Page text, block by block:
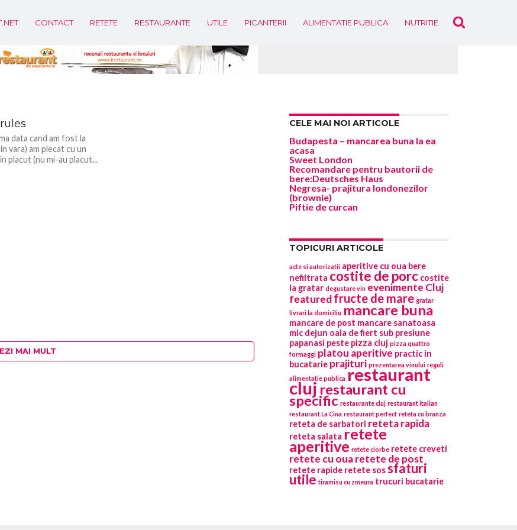
CONTACT RETETE RESTAURANTE UTILE PICANTERII ALIMENTATIE PUBLICA NUTRITIE EVENIMENTE
de bere:Deutsches
data cand am fost la
vara) am plecat cu un
placut (nu mi-au placut...
MAI MULT
CELE MAI NOI ARTICOLE
Budapesta – mancarea buna la ea
acasa
Sweet London
Recomandare pentru bautorii de
bere:Deutsches Haus
Negresa- prajitura londonezilor
(brownie)
Piftie de curcan
TOPICURI ARTICOLE
acte si autorizatii aperitive cu oua bere
nefiltrata costite de porc costite
la gratar degustare vin evenimente Cluj
featuredfructe de mare gratar
livrari la domiciliu mancare buna
mancare de post mancare sanatoasa
mic dejun oala de fiert sub presiune
papanasi peste pizza cluj pizza quattro
formaggi platou aperitive practic in
bucatarie prajituri prezentarea vinului reguli
alimentatie publica restaurant
clujrestaurant cu
specific restaurante cluj restaurant italian
restaurant La Cina restaurant perfect reteta cu branza
reteta de sarbatori reteta rapida
reteta salata retete
aperitive retete ciorbe retete creveti
retete cu ouaretete de post
retete rapide retete sossfaturi
utile tiramisu cu zmeura trucuri bucatarie